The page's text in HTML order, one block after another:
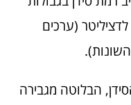
ל-10.4 מיליגרם לדציליטר (ערכים
הבלוטה מגבירה